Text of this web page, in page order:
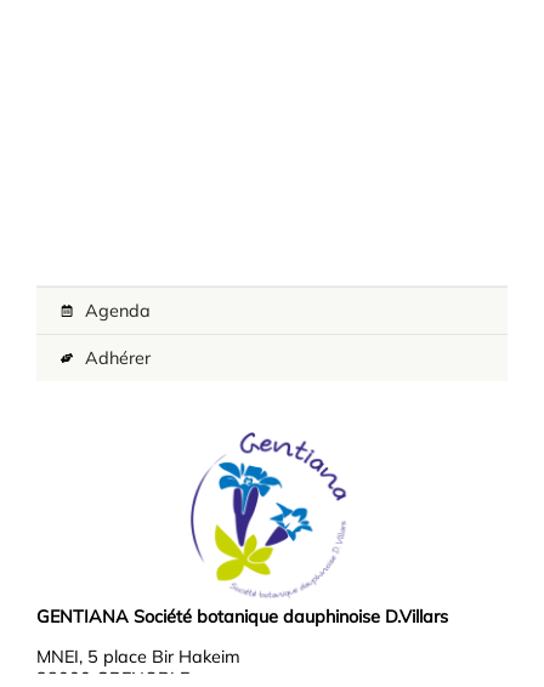
Agenda
Adhérer
GENTIANA Société botanique dauphinoise D.Villars
MNEI, 5 place Bir Hakeim
38000 GRENOBLE